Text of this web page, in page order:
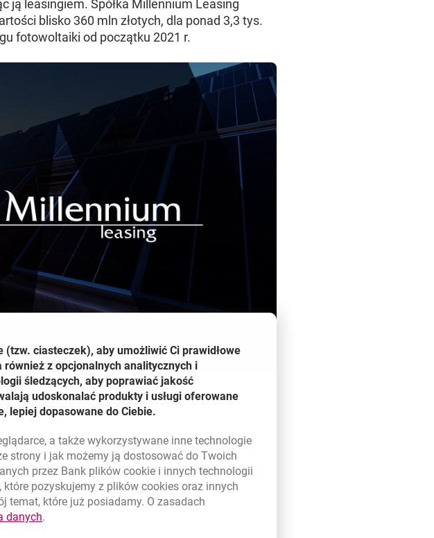
ją leasingiem. Spółka Millennium Leasing
blisko 360 mln złotych, dla ponad 3,3 tys.
fotowoltaiki od początku 2021 r.
zielonych produktów i aktywów. Aktywnie
do niej również magazyny energii – mówi
co jest niezbędne w dobie rosnących cen energii
fotowoltaikę, który obecnie wynosi jedynie około 3-4
(tzw. ciasteczek), aby umożliwić Ci prawidłowe
z opcjonalnych analitycznych i
śledzących, aby poprawiać jakość
udoskonalać produkty i usługi oferowane
lepiej dopasowane do Ciebie.
a także wykorzystywane inne technologie
strony i jak możemy ją dostosować do Twoich
przez Bank plikówcookie i innych technologii
się w nowym oknie
które pozyskujemy z plikówcookies oraz innych
temat, które już posiadamy. O zasadach
danych.